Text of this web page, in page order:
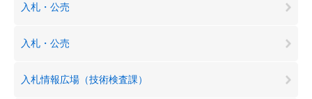
入札・公売
入札・公売
入札情報広場（技術検査課）